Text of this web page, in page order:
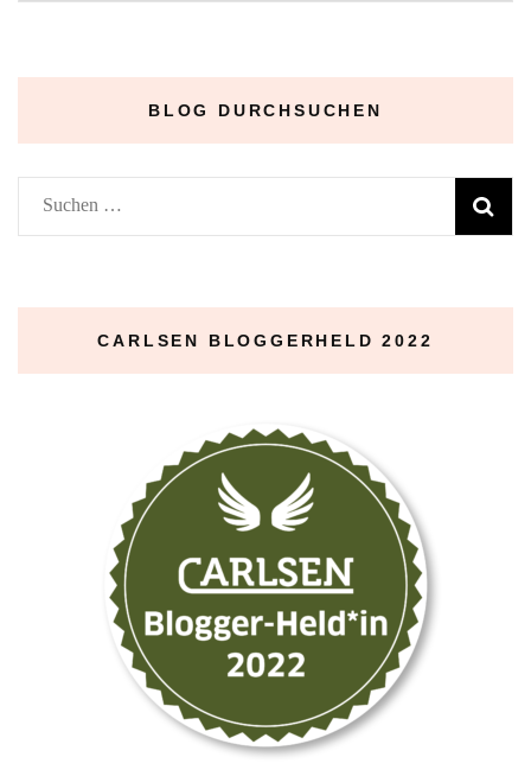
BLOG DURCHSUCHEN
Suchen
nach:
CARLSEN BLOGGERHELD 2022